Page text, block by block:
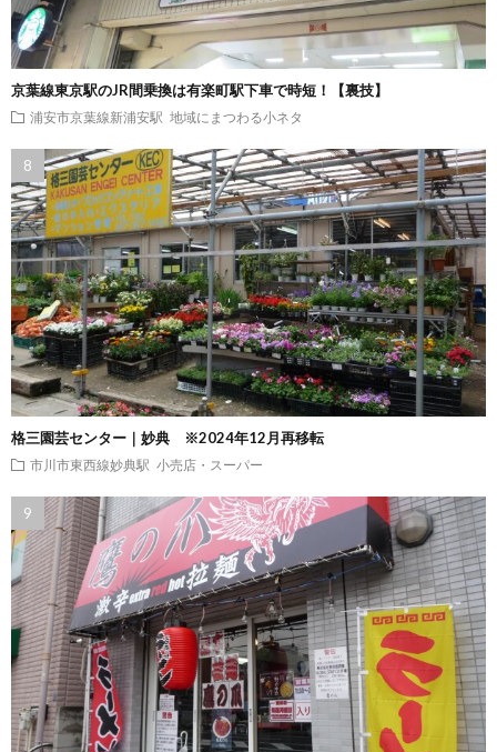
京葉線東京駅のJR間乗換は有楽町駅下車で時短！【裏技】
浦安市京葉線新浦安駅 地域にまつわる小ネタ
格三園芸センター｜妙典 ※2024年12月再移転
市川市東西線妙典駅 小売店・スーパー